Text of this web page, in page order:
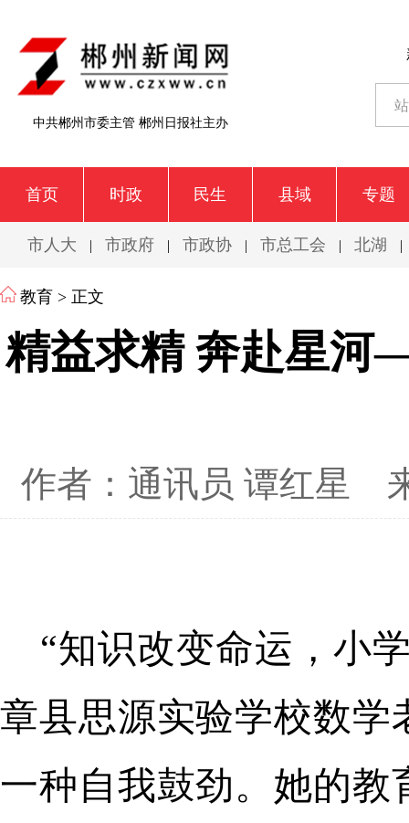
中共郴州市委主管 郴州日报社主办
首页 时政 民生 县域 专题
市人大 | 市政府 | 市政协 | 市总工会 | 北湖 |
教育 > 正文
精益求精 奔赴星河
作者：通讯员 谭红星
“知识改变命运，小
章县思源实验学校数学
一种自我鼓劲。她的